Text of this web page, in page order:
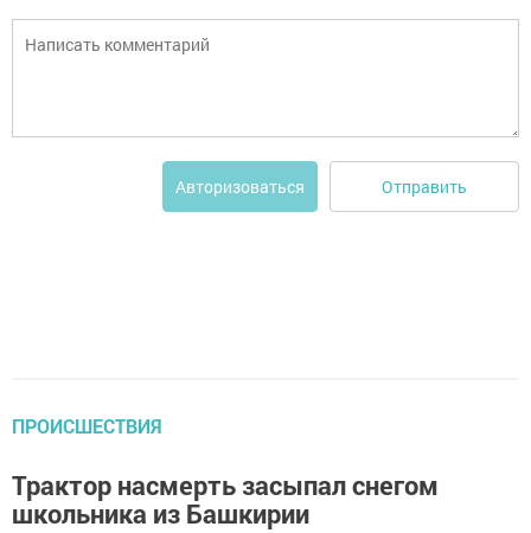
Авторизоваться Отправить
ПРОИСШЕСТВИЯ
Трактор насмерть засыпал снегом
школьника из Башкирии